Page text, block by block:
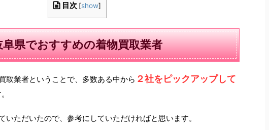
目次 [show]
阜県でおすすめの着物買取業者
取業者ということで、多数ある中から ２社をピックアップして
いただいたので、参考にしていただければと思います。